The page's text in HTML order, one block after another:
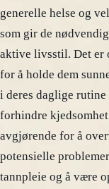
generelle helse og
som gir de
aktive livsstil. Det er
for å holde dem
i deres daglige
forhindre
avgjørende for å
potensielle
tannpleie og å være